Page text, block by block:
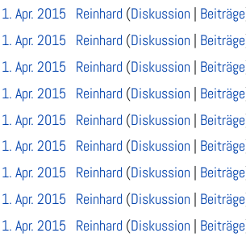
Apr. 2015 Reinhard Diskussion Beiträge
Apr. 2015 Reinhard Diskussion Beiträge
Apr. 2015 Reinhard Diskussion Beiträge
Apr. 2015 Reinhard Diskussion Beiträge
Apr. 2015 Reinhard Diskussion Beiträge
Apr. 2015 Reinhard Diskussion Beiträge
Apr. 2015 Reinhard Diskussion Beiträge
Apr. 2015 Reinhard Diskussion Beiträge
Apr. 2015 Reinhard Diskussion Beiträge